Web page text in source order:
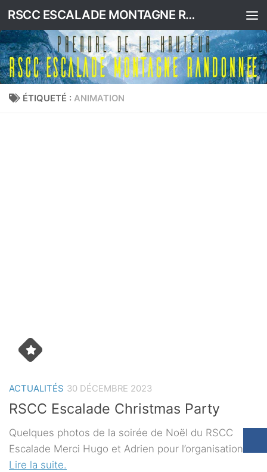
Skip to content RSCC ESCALADE MONTAGNE RANDONNEE
ÉTIQUETÉ : ANIMATION
ACTUALITÉS 30 DÉCEMBRE 2023
RSCC Escalade Christmas Party
Quelques photos de la soirée de Noël du RSCC
Escalade Merci Hugo et Adrien pour l’organisation…
Lire la suite.